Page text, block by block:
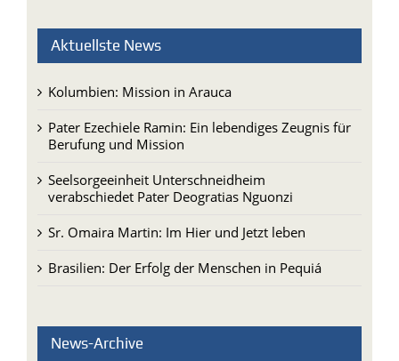
Aktuellste News
Kolumbien: Mission in Arauca
Pater Ezechiele Ramin: Ein lebendiges Zeugnis für
Berufung und Mission
Seelsorgeeinheit Unterschneidheim
verabschiedet Pater Deogratias Nguonzi
Sr. Omaira Martin: Im Hier und Jetzt leben
Brasilien: Der Erfolg der Menschen in Pequiá
News-Archive